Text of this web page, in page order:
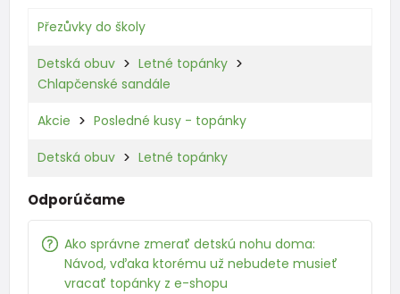
Přezůvky do školy
Detská obuv
Letné topánky
Chlapčenské sandále
Akcie Posledné kusy - topánky
Detská obuv Letné topánky
Odporúčame
Ako správne zmerať detskú nohu doma:
Návod, vďaka ktorému už nebudete musieť
vracať topánky z e-shopu